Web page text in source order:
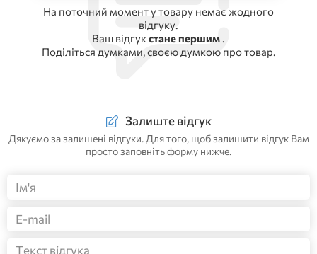
На поточний момент у товару немає жодного
відгуку.
Ваш відгук стане першим
Поділіться думками, своєю думкою про товар.
Залиште відгук
Дякуємо за залишені відгуки. Для того, щоб залишити відгук Вам
просто заповніть форму нижче.